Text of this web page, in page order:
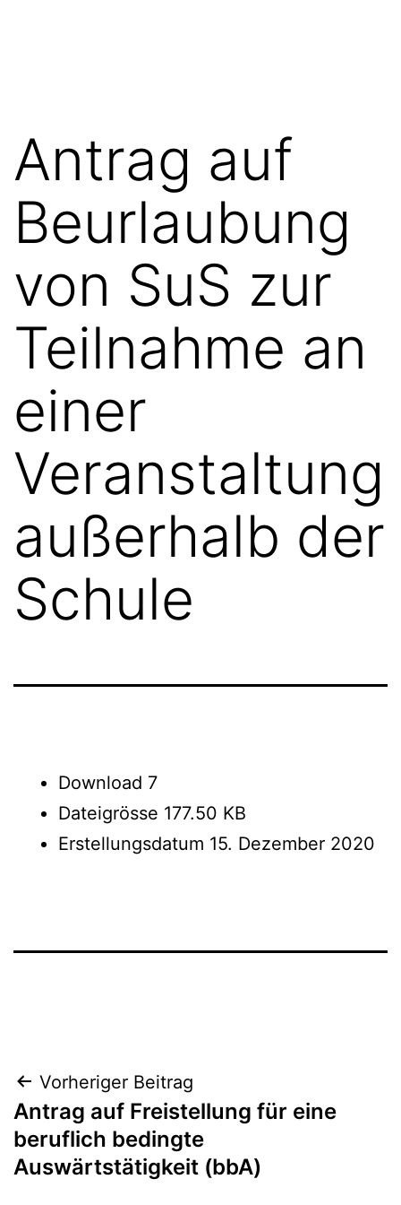
Antrag auf
Beurlaubung
von SuS zur
Teilnahme an
einer
Veranstaltung
außerhalb der
Schule
Download 7
Dateigrösse 177.50 KB
Erstellungsdatum 15. Dezember 2020
Beitrags-
Navigation
Vorheriger Beitrag
Antrag auf Freistellung für eine
beruflich bedingte
Auswärtstätigkeit (bbA)